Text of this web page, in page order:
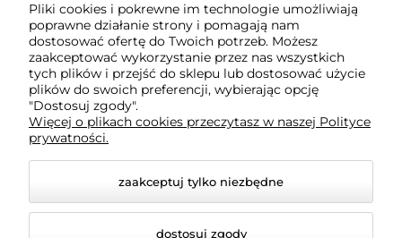
Informacje
O firmie
Pliki cookies i pokrewne im technologie umożliwiają
poprawne działanie strony i pomagają nam
dostosować ofertę do Twoich potrzeb. Możesz
zaakceptować wykorzystanie przez nas wszystkich
tych plików i przejść do sklepu lub dostosować użycie
plików do swoich preferencji, wybierając opcję
"Dostosuj zgody".
Więcej o plikach cookies przeczytasz w naszej Polityce
prywatności.
zaakceptuj tylko niezbędne
dostosuj zgody